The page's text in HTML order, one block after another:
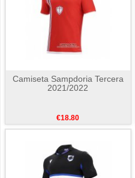
Camiseta Sampdoria Tercera
2021/2022
€18.80